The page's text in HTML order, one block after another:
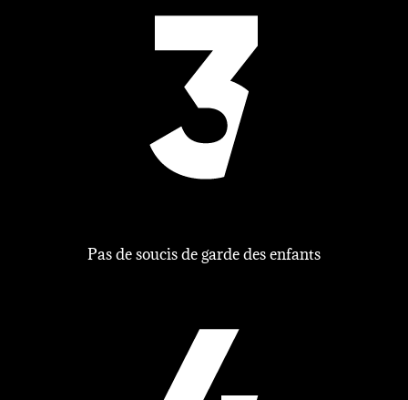
Pas de soucis de garde des enfants